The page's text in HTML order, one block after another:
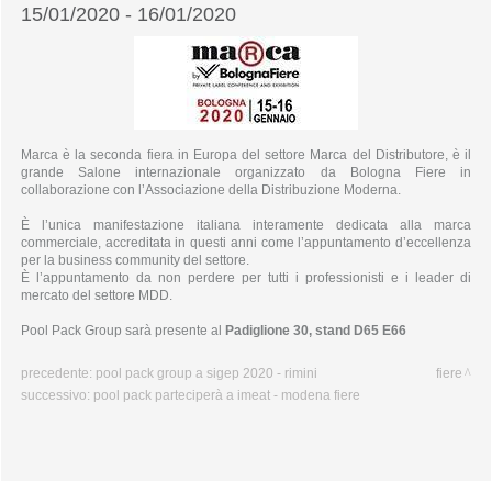
vasi contenitori in pet
linea natale scatole e incarti
linea confezionamento nastri e buste
linea spring
linea summer
pani-moules
pani-tourtes
pani-tartes
pani-pousse
cofanetti e vassoi
macchinari imballaggio
15/01/2020 - 16/01/2020
Marca è la seconda fiera in Europa del settore Marca del Distributore, è il
grande Salone internazionale organizzato da Bologna Fiere in
collaborazione con l’Associazione della Distribuzione Moderna.
È l’unica manifestazione italiana interamente dedicata alla marca
commerciale, accreditata in questi anni come l’appuntamento d’eccellenza
per la business community del settore.
È l’appuntamento da non perdere per tutti i professionisti e i leader di
mercato del settore MDD.
Pool Pack Group sarà presente al Padiglione 30, stand D65 E66
precedente: pool pack group a sigep 2020 - rimini
successivo: pool pack parteciperà a imeat - modena fiere
fiere